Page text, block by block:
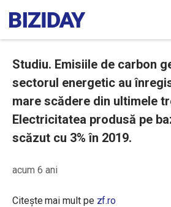
Studiu. Emisiile de carbon
sectorul energetic au
mare scădere din ultimele
Electricitatea produsă pe
scăzut cu 3% în 2019.
acum 6 ani
Citește mai mult pe zf.ro